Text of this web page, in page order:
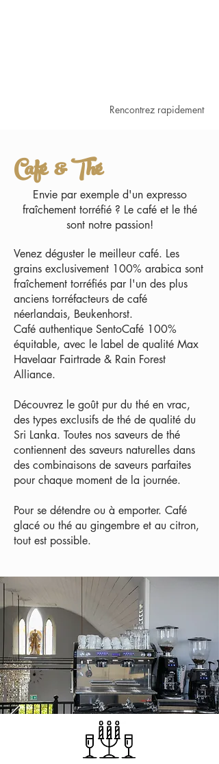
Rencontrez rapidement
Café & Thé
Envie par exemple d'un expresso
fraîchement torréfié ? Le café et le thé
sont notre passion!
Venez déguster le meilleur café. Les
grains exclusivement 100% arabica sont
fraîchement torréfiés par l'un des plus
anciens torréfacteurs de café
néerlandais, Beukenhorst.
Café authentique SentoCafé 100%
équitable, avec le label de qualité Max
Havelaar Fairtrade & Rain Forest
Alliance.
Découvrez le goût pur du thé en vrac,
des types exclusifs de thé de qualité du
Sri Lanka. Toutes nos saveurs de thé
contiennent des saveurs naturelles dans
des combinaisons de saveurs parfaites
pour chaque moment de la journée.
Pour se détendre ou à emporter. Café
glacé ou thé au gingembre et au citron,
tout est possible.